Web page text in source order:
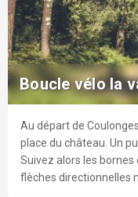
Boucle vélo la
Au départ de
place du château. Un
Suivez alors les bornes
flèches directionnelles